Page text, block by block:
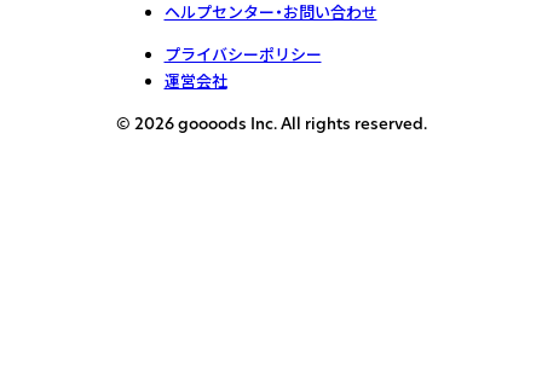
ヘルプセンター・お問い合わせ
プライバシーポリシー
運営会社
© 2026 goooods Inc. All rights reserved.